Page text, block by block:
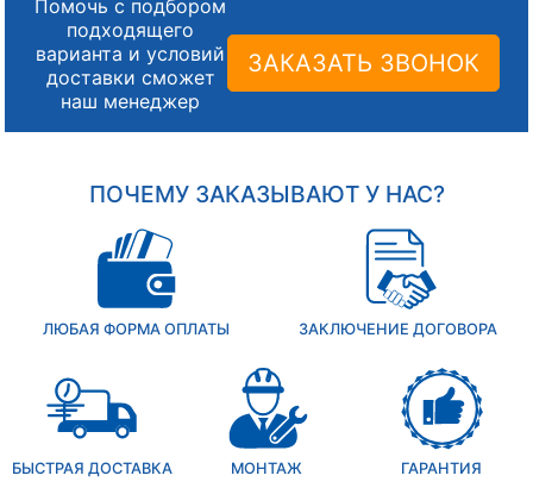
Помочь с подбором
подходящего
варианта и условий
доставки сможет
наш менеджер
ЗАКАЗАТЬ ЗВОНОК
ПОЧЕМУ ЗАКАЗЫВАЮТ У НАС?
ЛЮБАЯ ФОРМА ОПЛАТЫ ЗАКЛЮЧЕНИЕ ДОГОВОРА
БЫСТРАЯ ДОСТАВКА МОНТАЖ ГАРАНТИЯ